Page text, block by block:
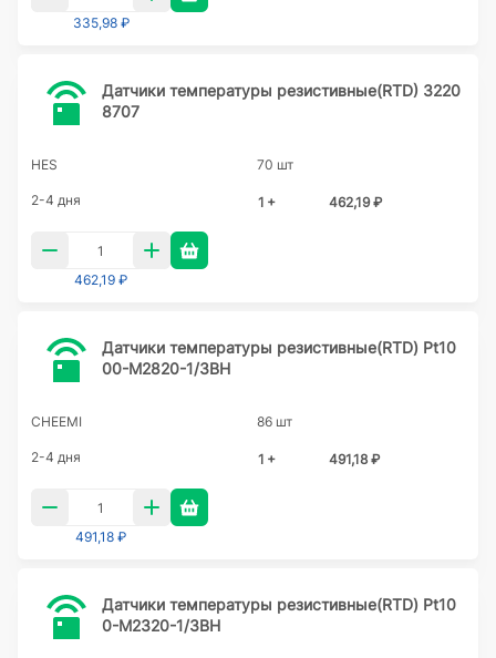
335,98 ₽
Датчики температуры резистивные(RTD) 3220
8707
HES 70 шт
2-4 дня 1 + 462,19 ₽
462,19 ₽
Датчики температуры резистивные(RTD) Pt10
00-M2820-1/3BH
CHEEMI 86 шт
2-4 дня 1 + 491,18 ₽
491,18 ₽
Датчики температуры резистивные(RTD) Pt10
0-M2320-1/3BH